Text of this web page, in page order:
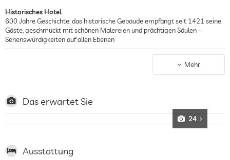
Historisches Hotel
600 Jahre Geschichte: das historische Gebäude empfängt seit 1421 seine
Gäste, geschmückt mit schönen Malereien und prächtigen Säulen –
Sehenswürdigkeiten auf allen Ebenen
Wellnesserlebnisse von Eisnebel bis Tropenregen mit hauseigenen
Pflegeprodukten der Linie Aqua Salus by Patrik Erne, finnische Sauna sowie
befindet sich das Hotel nur wenige Schritte von der Wellnesstherme
FORTYSEVEN° entfernt
Mehr
Das erwartet Sie
24
Ausstattung